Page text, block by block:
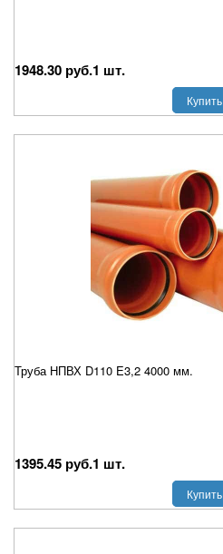
1948.30 руб.1 шт.
Купить
Труба НПВХ D110 E3,2 4000 мм.
1395.45 руб.1 шт.
Купить